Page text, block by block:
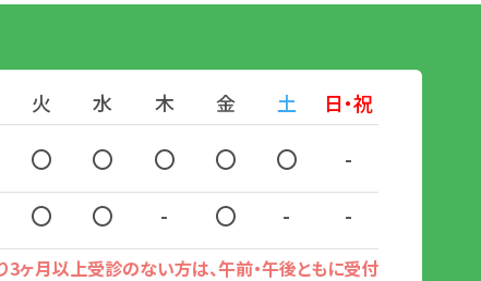
火 水 木 金 土 日・祝
〇 〇 〇 〇 〇
-
〇 〇 - 〇 - -
3ヶ月以上受診のない方は、午前・午後ともに受付